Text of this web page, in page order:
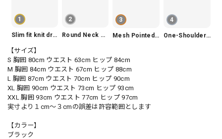
1
Slim fit knit dress(3color) V1330
2
Round Neck Tiered Sleeveless Dress V2290
3
Mesh Pointed Toe Pumps V165
4
One-Shoulder Slim-Fit Flattering Mermaid Skirt Dress V2295
【サイズ】
S 胸囲 80cm ウエスト 63cm ヒップ 84cm
M 胸囲 84cm ウエスト 67cm ヒップ 88cm
L 胸囲 87cm ウエスト 70cm ヒップ 90cm
XL 胸囲 90cm ウエスト 73cm ヒップ 93cm
XXL 胸囲 93cm ウエスト 77cm ヒップ 97cm
実寸より１cm〜３cmの誤差は許容範囲とします
【カラー】
ブラック